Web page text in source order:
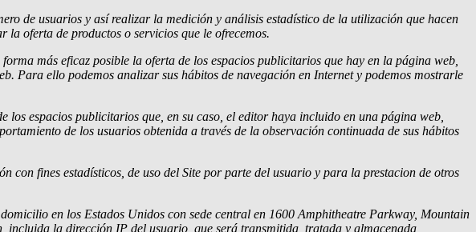
de usuarios y así realizar la medición y análisis estadístico de la utilización que hacen
oferta de productos o servicios que le ofrecemos.
más eficaz posible la oferta de los espacios publicitarios que hay en la página web,
Para ello podemos analizar sus hábitos de navegación en Internet y podemos mostrarle
espacios publicitarios que, en su caso, el editor haya incluido en una página web,
de los usuarios obtenida a través de la observación continuada de sus hábitos
fines estadísticos, de uso del Site por parte del usuario y para la prestacion de otros
en los Estados Unidos con sede central en 1600 Amphitheatre Parkway, Mountain
la dirección IP del usuario, que será transmitida, tratada y almacenada